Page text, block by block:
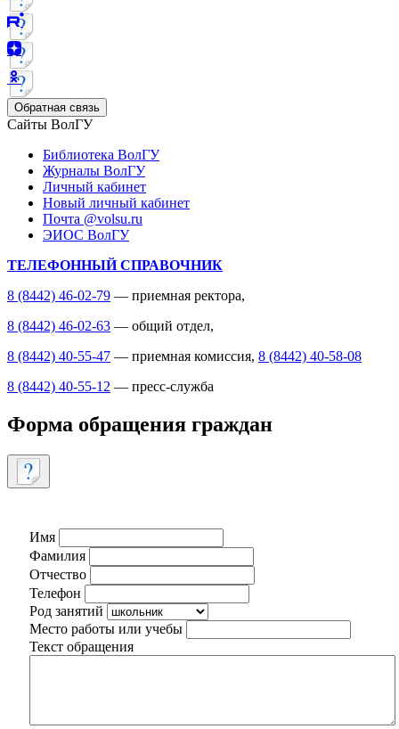
Обратная связь
Сайты ВолГУ
Библиотека ВолГУ
Журналы ВолГУ
Личный кабинет
Новый личный кабинет
Почта @volsu.ru
ЭИОС ВолГУ
ТЕЛЕФОННЫЙ СПРАВОЧНИК
8 (8442) 46-02-79 — приемная ректора,
8 (8442) 46-02-63 — общий отдел,
8 (8442) 40-55-47 — приемная комиссия, 8 (8442) 40-58-08
8 (8442) 40-55-12 — пресс-служба
Форма обращения граждан
Имя
Фамилия
Отчество
Телефон
Род занятий
Место работы или учебы
Текст обращения